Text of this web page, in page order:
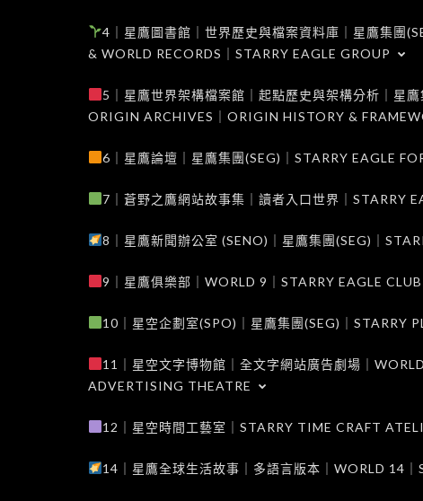
4｜星鷹圖書館｜世界歷史與檔案資料庫｜星鷹集團
& WORLD RECORDS｜STARRY EAGLE GROUP
5｜星鷹世界架構檔案館｜起點歷史與架構分析｜星
ORIGIN ARCHIVES｜ORIGIN HISTORY &
6｜星鷹論壇｜星鷹集團(SEG)｜STARRY EAGLE
7｜蒼野之鷹網站故事集｜讀者入口世界｜STARRY
8｜星鷹新聞辦公室 (SENO)｜星鷹集團(SEG)｜
9｜星鷹俱樂部｜WORLD 9｜STARRY EAGLE CLUB
10｜星空企劃室(SPO)｜星鷹集團(SEG)｜STARRY
11｜星空文字博物館｜全文字網站廣告劇場｜
ADVERTISING THEATRE
12｜星空時間工藝室｜STARRY TIME CRAFT
14｜星鷹全球生活故事｜多語言版本｜WORLD 14